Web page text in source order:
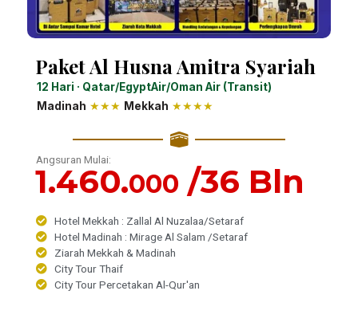
Paket Al Husna Amitra Syariah
12 Hari · Qatar/EgyptAir/Oman Air (Transit)
Madinah ★★★ Mekkah ★★★★
Angsuran Mulai:
1.460.000 /36 Bln
Hotel Mekkah : Zallal Al Nuzalaa/Setaraf
Hotel Madinah : Mirage Al Salam /Setaraf
Ziarah Mekkah & Madinah
City Tour Thaif
City Tour Percetakan Al-Qur'an